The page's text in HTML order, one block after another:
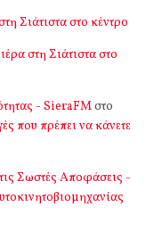
Σιάτιστα στο κέντρο
στη Σιάτιστα στο
- SieraFMστο
που πρέπει να κάνετε
Σωστές Αποφάσεις -